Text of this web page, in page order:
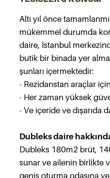
Altı yıl önce
mükemmel durumda
daire, İstanbul
butik bir binada yer
şunları içermektedir:
- Rezidanstan araçlar
- Her zaman yüksek
- Ve içeride ve dışarıda
Dubleks daire
Dubleks 180m2 brüt,
sunar ve ailenin birlikte
geniş oturma odasına